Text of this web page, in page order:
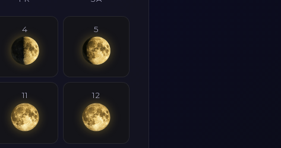
4 5
11 12